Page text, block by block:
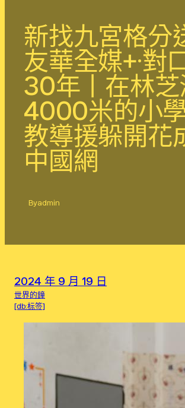
新找九宮格分
友華全媒+·對
30年丨在林芝
4000米的小
教導援躲開花
中國網
Byadmin
2024 年 9 月 19 日
世界的鐘
[db:标签]